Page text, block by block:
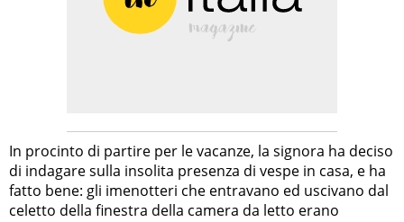
In procinto di partire per le vacanze, la signora ha deciso
di indagare sulla insolita presenza di vespe in casa, e ha
fatto bene: gli imenotteri che entravano ed uscivano dal
celetto della finestra della camera da letto erano